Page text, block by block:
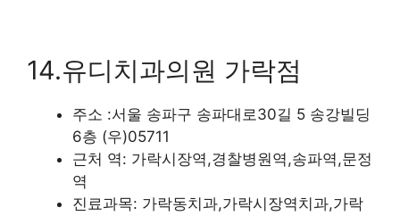
14.유디치과의원 가락점
주소 :서울 송파구 송파대로30길 5 송강빌딩
6층 (우)05711
근처 역: 가락시장역,경찰병원역,송파역,문정
역
진료과목: 가락동치과,가락시장역치과,가락